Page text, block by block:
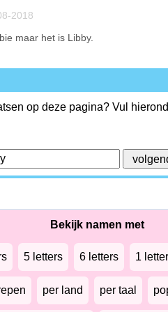
2018
maar het is Libby.
op deze pagina? Vul
Bekijk namen met
5 letters 6 letters 1
per land per taal